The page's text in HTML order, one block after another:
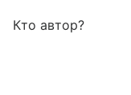
Кто автор?